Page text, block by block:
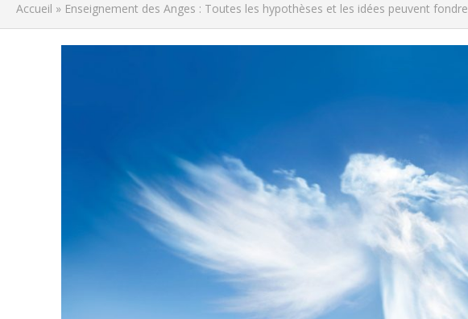
Accueil » Enseignement des Anges : Toutes les hypothèses et les idées peuvent fondre